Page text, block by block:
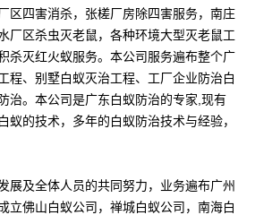
区四害消杀，张槎厂房除四害服务，南庄
厂区杀虫灭老鼠，各种环境大型灭老鼠工
杀灭红火蚁服务。本公司服务遍布整个广
程、别墅白蚁灭治工程、工厂企业防治白
治。本公司是广东白蚁防治的专家,现有
蚁的技术，多年的白蚁防治技术与经验，
及全体人员的共同努力，业务遍布广州
立佛山白蚁公司，禅城白蚁公司，南海白